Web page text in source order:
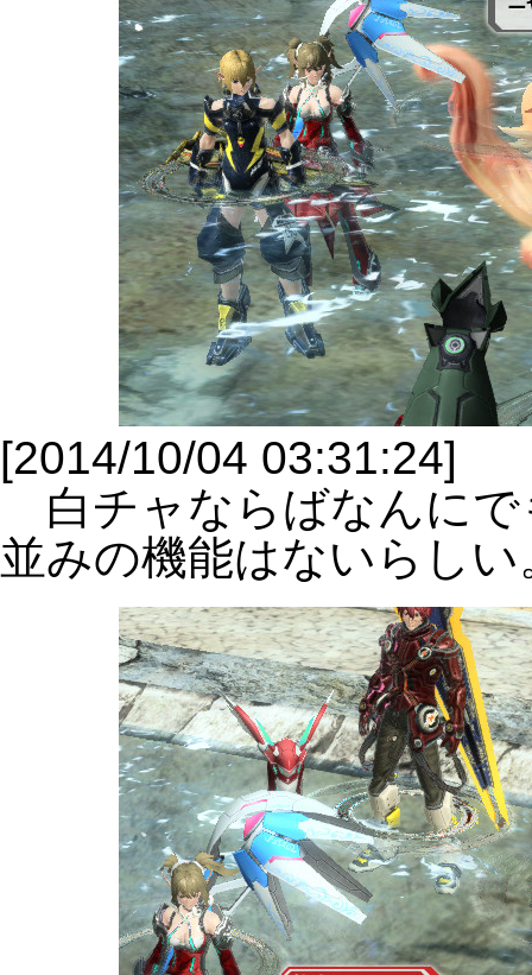
[2014/10/04 03:31:24]
白チャならばなんに
並みの機能はないらしい